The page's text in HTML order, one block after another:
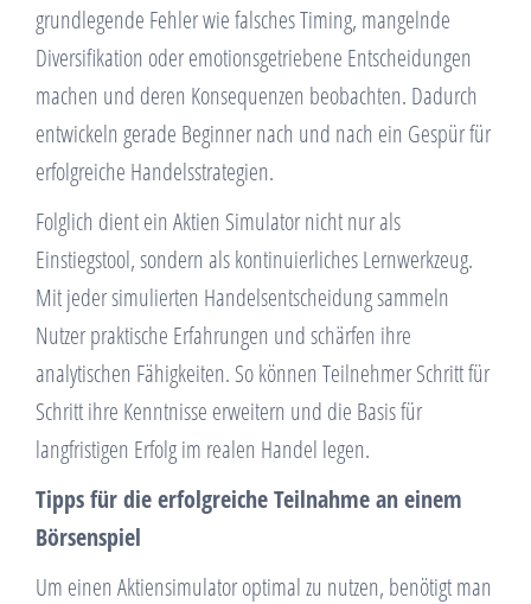
grundlegende Fehler wie falsches Timing, mangelnde
Diversifikation oder emotionsgetriebene Entscheidungen
machen und deren Konsequenzen beobachten. Dadurch
entwickeln gerade Beginner nach und nach ein Gespür für
erfolgreiche Handelsstrategien.
Folglich dient ein Aktien Simulator nicht nur als
Einstiegstool, sondern als kontinuierliches Lernwerkzeug.
Mit jeder simulierten Handelsentscheidung sammeln
Nutzer praktische Erfahrungen und schärfen ihre
analytischen Fähigkeiten. So können Teilnehmer Schritt für
Schritt ihre Kenntnisse erweitern und die Basis für
langfristigen Erfolg im realen Handel legen.
Tipps für die erfolgreiche Teilnahme an einem
Börsenspiel
Um einen Aktiensimulator optimal zu nutzen, benötigt man